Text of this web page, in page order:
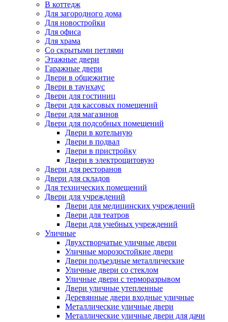
В коттедж
Для загородного дома
Для новостройки
Для офиса
Для храма
Со скрытыми петлями
Этажные двери
Гаражные двери
Двери в общежитие
Двери в таунхаус
Двери для гостиниц
Двери для кассовых помещений
Двери для магазинов
Двери для подсобных помещений
Двери в котельную
Двери в подвал
Двери в пристройку
Двери в электрощитовую
Двери для ресторанов
Двери для складов
Для технических помещений
Двери для учреждений
Двери для медицинских учреждений
Двери для театров
Двери для учебных учреждений
Уличные
Двухстворчатые уличные двери
Уличные морозостойкие двери
Двери подъездные металлические
Уличные двери со стеклом
Уличные двери с терморазрывом
Двери уличные утепленные
Деревянные двери входные уличные
Металлические уличные двери
Металлические уличные двери для дачи